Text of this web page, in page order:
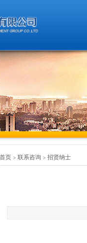
首页 联系咨询 招贤纳士